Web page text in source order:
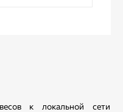
к локальной сети